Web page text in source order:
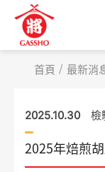
首頁 最新消
2025.10.30 檢
2025年焙煎